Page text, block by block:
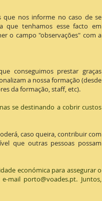
que nos informe no caso de se
que tenhamos esse facto em
o campo "observações" com a
conseguimos prestar graças
a nossa formação (desde
da formação, staff, etc).
se destinando a cobrir custos
caso queira, contribuir com
que outras pessoas possam
económica para assegurar o
mail porto@voades.pt. Juntos,